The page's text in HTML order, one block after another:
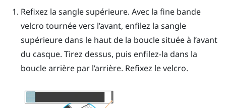
Refixez la sangle supérieure. Avec la fine bande
velcro tournée vers l’avant, enfilez la sangle
supérieure dans le haut de la boucle située à l’avant
du casque. Tirez dessus, puis enfilez-la dans la
boucle arrière par l’arrière. Refixez le velcro.